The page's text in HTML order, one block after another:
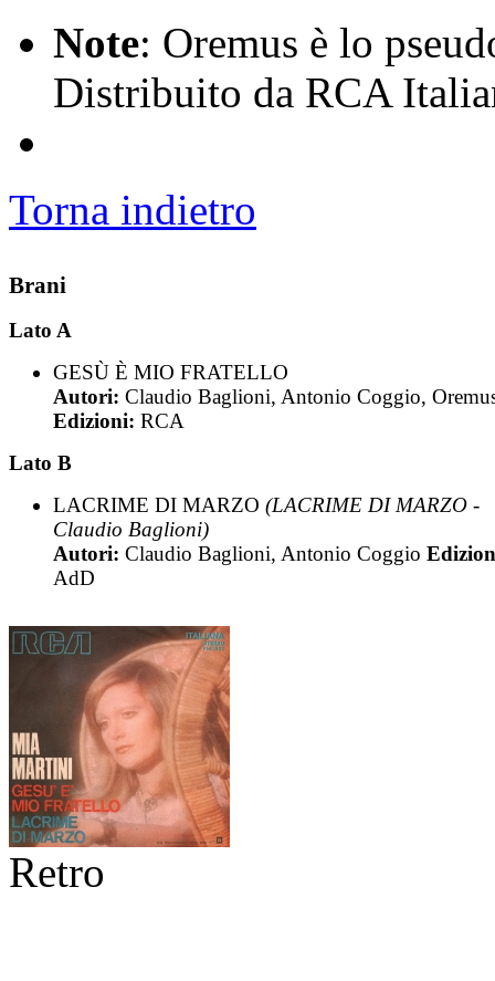
Note: Oremus è lo
Distribuito da RCA
Torna indietro
Brani
Lato A
GESÙ È MIO FRATELLO
Autori: Claudio Baglioni, Antonio Coggio,
Edizioni: RCA
Lato B
LACRIME DI MARZO (LACRIME DI MARZO -
Claudio Baglioni)
Autori: Claudio Baglioni, Antonio Coggio
AdD
Retro